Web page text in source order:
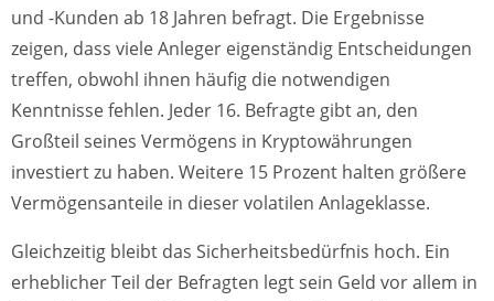
und -Kunden ab 18 Jahren befragt. Die Ergebnisse
zeigen, dass viele Anleger eigenständig Entscheidungen
treffen, obwohl ihnen häufig die notwendigen
Kenntnisse fehlen. Jeder 16. Befragte gibt an, den
Großteil seines Vermögens in Kryptowährungen
investiert zu haben. Weitere 15 Prozent halten größere
Vermögensanteile in dieser volatilen Anlageklasse.
Gleichzeitig bleibt das Sicherheitsbedürfnis hoch. Ein
erheblicher Teil der Befragten legt sein Geld vor allem in